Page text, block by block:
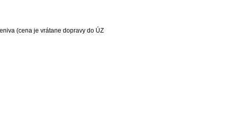
(cena je vrátane dopravy do ÚZ